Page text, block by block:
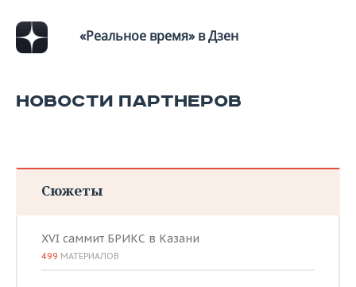
«Реальное время» в Дзен
НОВОСТИ ПАРТНЕРОВ
Сюжеты
XVI саммит БРИКС в Казани
499 МАТЕРИАЛОВ